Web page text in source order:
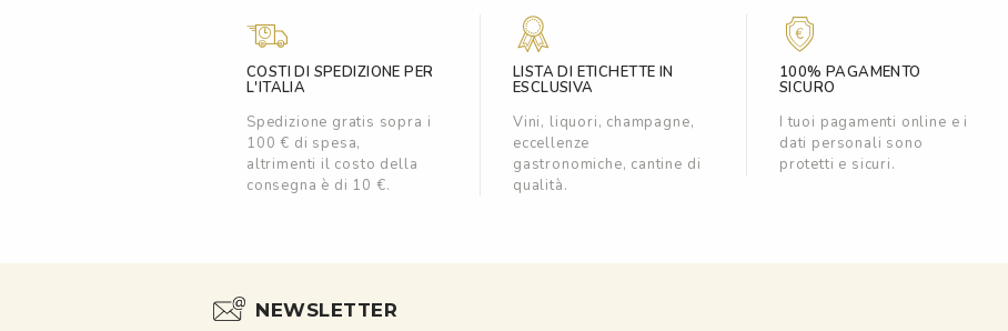
COSTI DI SPEDIZIONE PER
L'ITALIA
Spedizione gratis sopra i
100 € di spesa,
altrimenti il costo della
consegna è di 10 €.
LISTA DI ETICHETTE IN
ESCLUSIVA
Vini, liquori, champagne,
eccellenze
gastronomiche, cantine di
qualità.
100% PAGAMENTO
SICURO
I tuoi pagamenti online e i
dati personali sono
protetti e sicuri.
NEWSLETTER